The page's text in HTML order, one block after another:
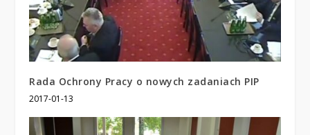
Rada Ochrony Pracy o nowych zadaniach PIP
2017-01-13